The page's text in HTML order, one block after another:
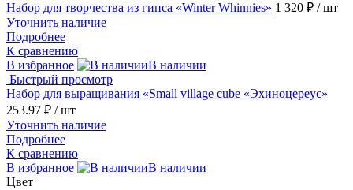
Набор для творчества из гипса «Winter Whinnies» 1 320 ₽ / шт
Уточнить наличие
Подробнее
К сравнению
В избранное
В наличии
Быстрый просмотр
Набор для выращивания «Small village cube «Эхиноцереус»
253.97 ₽ / шт
Уточнить наличие
Подробнее
К сравнению
В избранное
В наличии
Цвет